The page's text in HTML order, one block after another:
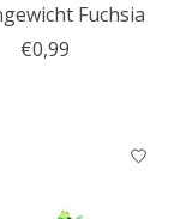
Fuchsia
€0,99